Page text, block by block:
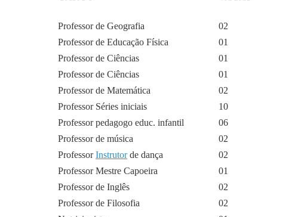
Professor de Geografia
02
Professor de Educação Física
01
Professor de Ciências
01
Professor de Ciências
01
Professor de Matemática
02
Professor Séries iniciais
10
Professor pedagogo educ. infantil
06
Professor de música
02
ProfessorInstrutorde dança 02
Professor Mestre Capoeira
01
Professor de Inglês
02
Professor de Filosofia
02